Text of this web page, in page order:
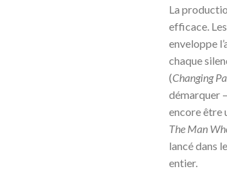
La
efficace.
enveloppe
chaque
(Changing
démarquer
encore être
The Man
lancé dans
entier.